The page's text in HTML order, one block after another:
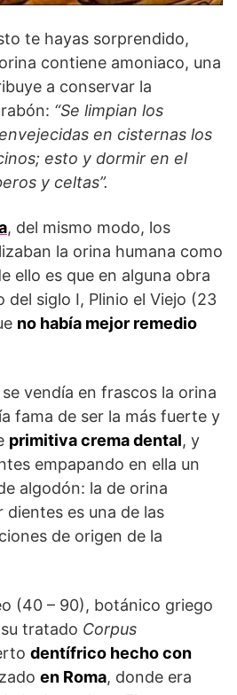
te hayas sorprendido,
contiene amoniaco, una
a conservar la
“Se limpian los
en cisternas los
esto y dormir en el
y celtas”.
, del mismo modo, los
la orina humana como
ello es que en alguna obra
del siglo I, Plinio el Viejo (23
no había mejor remedio
se vendía en frascos la orina
fama de ser la más fuerte y
primitiva crema dental, y
empapando en ella un
algodón: la de orina
dientes es una de las
de origen de la
(40 – 90), botánico griego
tratado Corpus
dentífrico hecho con
en Roma, donde era